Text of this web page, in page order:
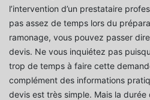
l’intervention d’un prestataire
pas assez de temps lors du
ramonage, vous pouvez passer
devis. Ne vous inquiétez pas
trop de temps à faire cette
complément des informations
devis est très simple. Mais la